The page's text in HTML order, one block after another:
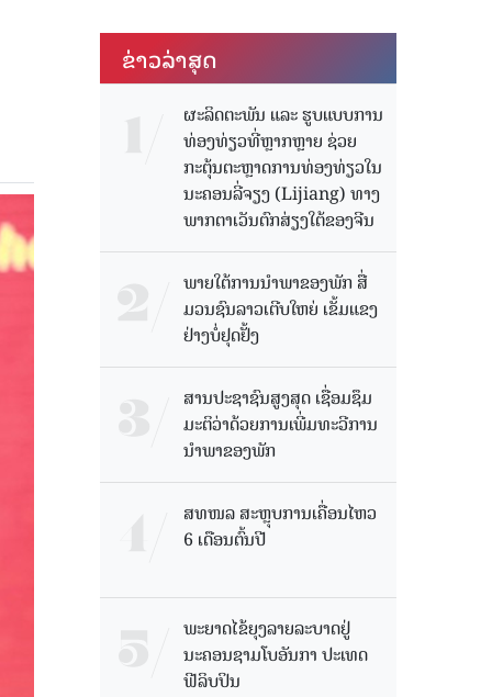
ຂ່າວ​ລ່າ​ສຸດ
ຜະລິດຕະພັນ ແລະ ຮູບແບບການ
ທ່ອງທ່ຽວທີ່ຫຼາກຫຼາຍ ຊ່ວຍ
ກະຕຸ້ນຕະຫຼາດການທ່ອງທ່ຽວໃນ
ນະຄອນລີ່ຈຽງ (Lijiang) ທາງ
ພາກຕາເວັນຕົກສ່ຽງໃຕ້ຂອງຈີນ
ພາຍໃຕ້ການນໍາພາຂອງພັກ ສື່
ມວນຊົນລາວເຕີບໃຫຍ່ ເຂັ້ມແຂງ
ຢ່າງບໍ່ຢຸດຢັ້ງ
ສານປະຊາຊົນສູງສຸດ ເຊື່ອມຊຶມ
ມະຕິວ່າດ້ວຍການເພີ່ມທະວີການ
ນຳພາຂອງພັກ
ສທໜລ ສະຫຼຸບການເຄື່ອນໄຫວ
6 ເດືອນຕົ້ນປີ
ພະຍາດໄຂ້ຍຸງລາຍລະບາດຢູ່
ນະຄອນຊາມໂບ​ອັນກາ ປະເທດ
ຟີລິບປິນ